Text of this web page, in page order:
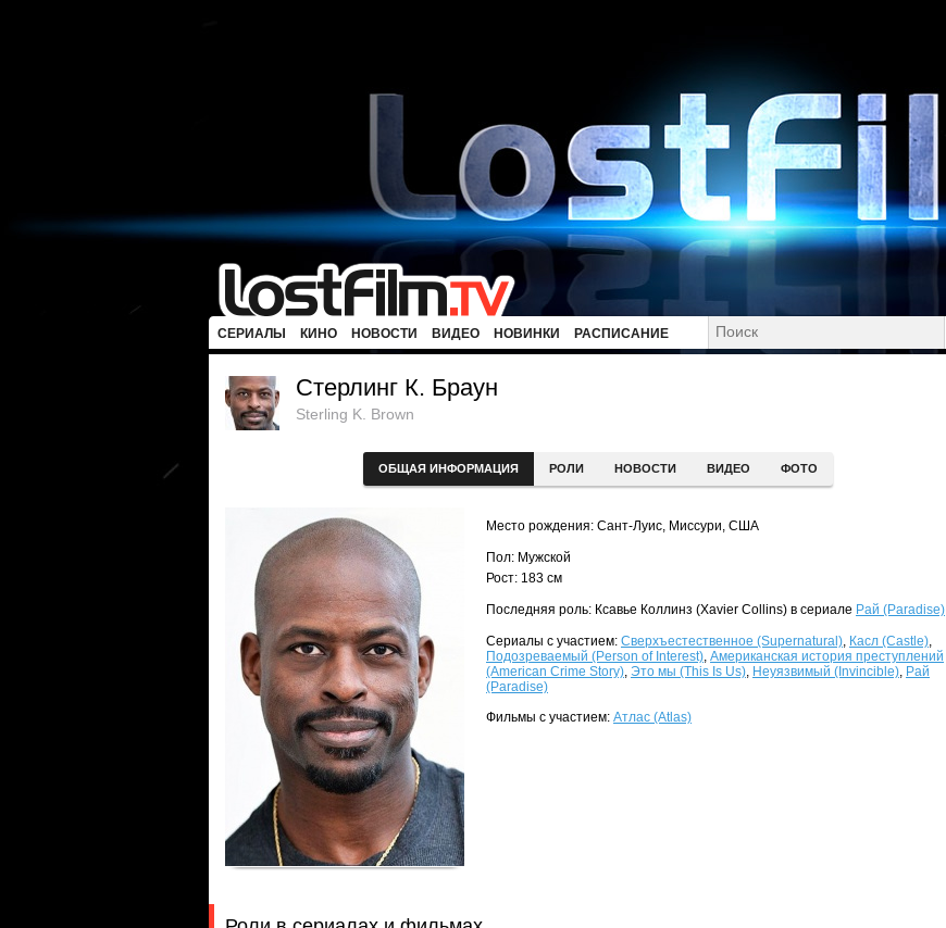
СЕРИАЛЫ КИНО НОВОСТИ ВИДЕО НОВИНКИ РАСПИСАНИЕ
Стерлинг К. Браун
Sterling K. Brown
ОБЩАЯ ИНФОРМАЦИЯ РОЛИ НОВОСТИ ВИДЕО ФОТО
Место рождения: Сант-Луис, Миссури, США
Пол: Мужской
Рост: 183 см
Последняя роль: Ксавье Коллинз (Xavier Collins) в сериале Рай (Paradise)
Сериалы с участием: Сверхъестественное (Supernatural), Касл (Castle),
Подозреваемый (Person of Interest), Американская история преступлений
(American Crime Story), Это мы (This Is Us), Неуязвимый (Invincible), Рай
(Paradise)
Фильмы с участием: Атлас (Atlas)